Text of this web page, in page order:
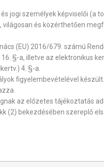
jogi személyek képviselői (a
és közérthetően
(EU) 2016/679. számú
§-a, illetve az elektronikus
4. §-a.
figyelembevételével
az előzetes tájékoztatás
(2) bekezdésében szereplő